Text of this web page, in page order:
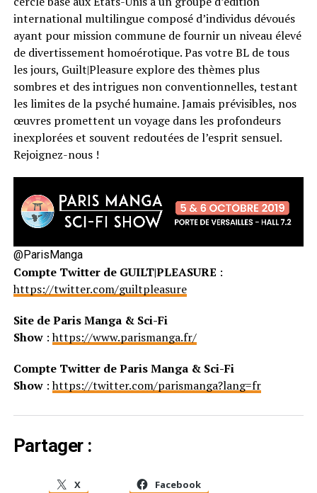
international multilingue composé d’individus dévoués
ayant pour mission commune de fournir un niveau élevé
de divertissement homoérotique. Pas votre BL de tous
les jours, Guilt|Pleasure explore des thèmes plus
sombres et des intrigues non conventionnelles, testant
les limites de la psyché humaine. Jamais prévisibles, nos
œuvres promettent un voyage dans les profondeurs
inexplorées et souvent redoutées de l’esprit sensuel.
Rejoignez-nous !
@ParisManga
Compte Twitter de GUILT|PLEASURE :
https://twitter.com/guiltpleasure
Site de Paris Manga & Sci-Fi
Show:https://www.parismanga.fr/
Compte Twitter de Paris Manga & Sci-Fi
Show:https://twitter.com/parismanga?lang=fr
Partager :
X Facebook